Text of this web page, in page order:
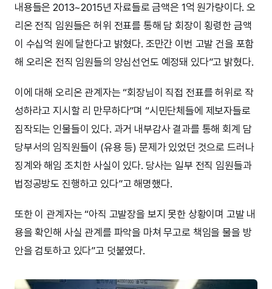
내용들은 2013~2015년 자료들로 금액은 1억 원가량이다. 오
리온 전직 임원들은 허위 전표를 통해 담 회장이 횡령한 금액
이 수십억 원에 달한다고 밝혔다. 조만간 이번 고발 건을 포함
해 오리온 전직 임원들의 양심선언도 예정돼 있다”고 밝혔다.
이에 대해 오리온 관계자는 “회장님이 직접 전표를 허위로 작
성하라고 지시할 리 만무하다”며 “시민단체들에 제보자들로
짐작되는 인물들이 있다. 과거 내부감사 결과를 통해 회계 담
당부서의 임직원들이 (유용 등) 문제가 있었던 것으로 드러나
징계와 해임 조치한 사실이 있다. 당사는 일부 전직 임원들과
법정공방도 진행하고 있다”고 해명했다.
또한 이 관계자는 “아직 고발장을 보지 못한 상황이며 고발 내
용을 확인해 사실 관계를 파악을 마쳐 무고로 책임을 물을 방
안을 검토하고 있다”고 덧붙였다.